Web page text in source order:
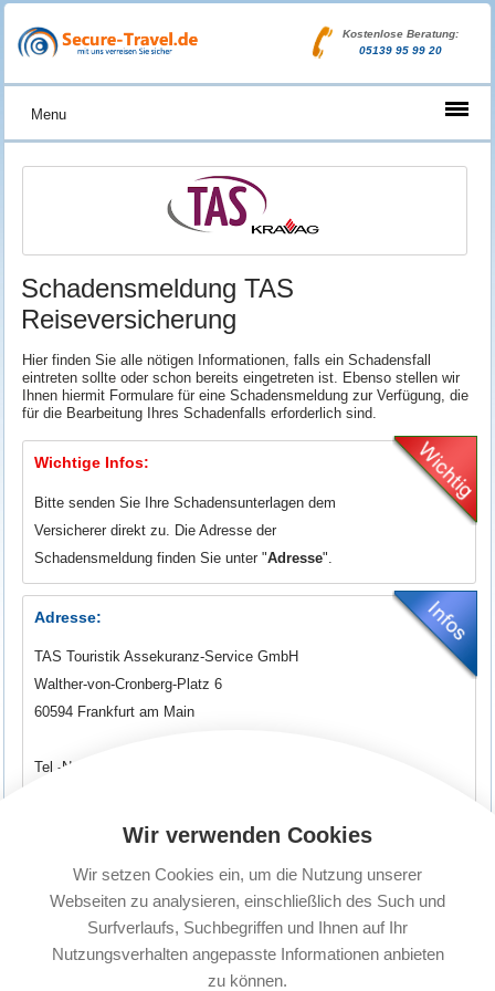
Kostenlose Beratung:
05139 95 99 20
Menu
Schadensmeldung TAS
Reiseversicherung
Hier finden Sie alle nötigen Informationen, falls ein Schadensfall
eintreten sollte oder schon bereits eingetreten ist. Ebenso stellen wir
Ihnen hiermit Formulare für eine Schadensmeldung zur Verfügung, die
für die Bearbeitung Ihres Schadenfalls erforderlich sind.
Wichtige Infos:
Bitte senden Sie Ihre Schadensunterlagen dem
Versicherer direkt zu. Die Adresse der
Schadensmeldung finden Sie unter "Adresse".
Adresse:
TAS Touristik Assekuranz-Service GmbH
Walther-von-Cronberg-Platz 6
60594 Frankfurt am Main
Tel.-Nr.: +49 (0) 69 / 60 50 8 - 73
inkl. Auslandsreisekrankenversicherung)
Formulare für Schadensmeldung:
Versicherungsfall Reiserücktritt/Reiseabbruch:
Wir verwenden Cookies
Wir setzen Cookies ein, um die Nutzung unserer
Webseiten zu analysieren, einschließlich des Such und
Surfverlaufs, Suchbegriffen und Ihnen auf Ihr
Nutzungsverhalten angepasste Informationen anbieten
zu können.